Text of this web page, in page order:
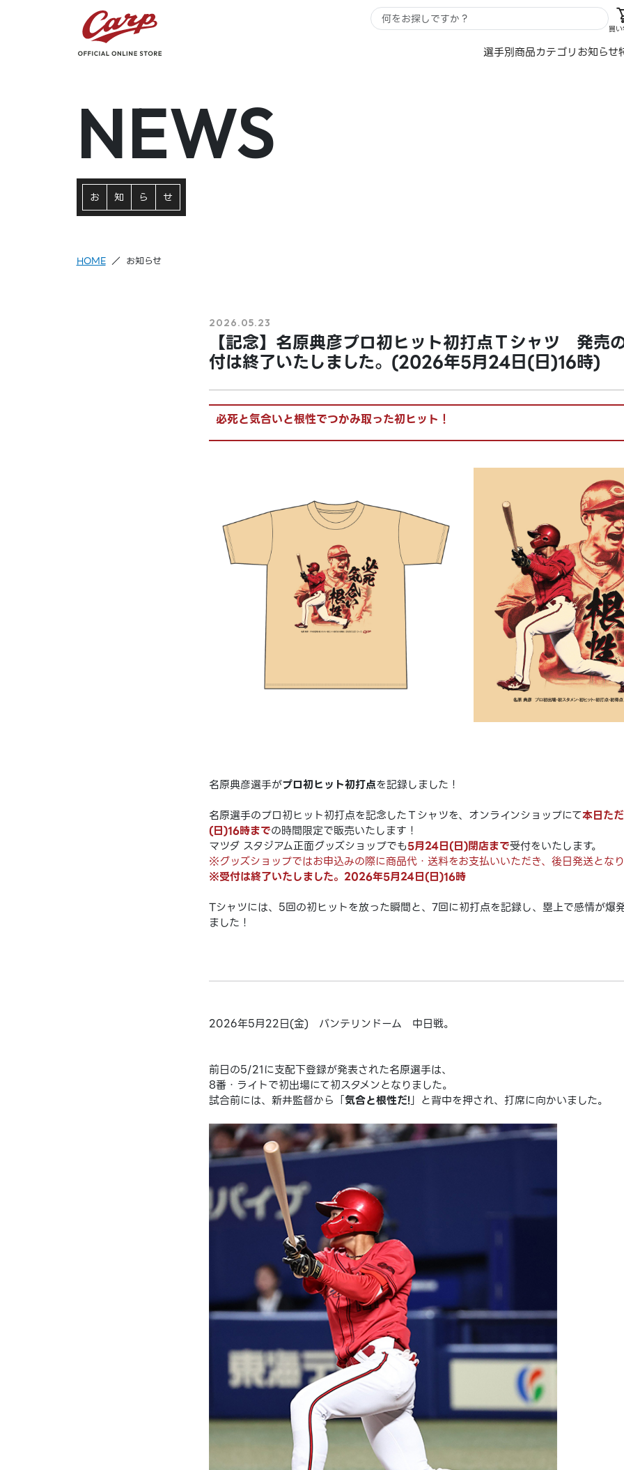
買
選手別商品カテゴリお知らせ
NEWS
お 知 ら せ
HOME お知らせ
2026.05.23
【記念】名原典彦プロ初ヒット初打点Ｔシャツ 発売
付は終了いたしました。(2026年5月24日(日)16時)
必死と気合いと根性でつかみ取った初ヒット！
名原典彦選手がプロ初ヒット初打点を記録しました！
名原選手のプロ初ヒット初打点を記念したＴシャツを、オンラインショップにて本日た
(日)16時までの時間限定で販売いたします！
マツダ スタジアム正面グッズショップでも5月24日(日)閉店まで受付をいたします。
※グッズショップではお申込みの際に商品代・送料をお支払いいただき、後日発送とな
※受付は終了いたしました。2026年5月24日(日)16時
Tシャツには、5回の初ヒットを放った瞬間と、7回に初打点を記録し、塁上で感情が爆
ました！
2026年5月22日(金) バンテリンドーム 中日戦。
前日の5/21に支配下登録が発表された名原選手は、
8番・ライトで初出場にて初スタメンとなりました。
試合前には、新井監督から「気合と根性だ!」と背中を押され、打席に向かいました。